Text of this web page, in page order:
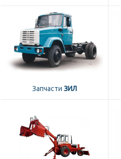
Запчасти ЗИЛ